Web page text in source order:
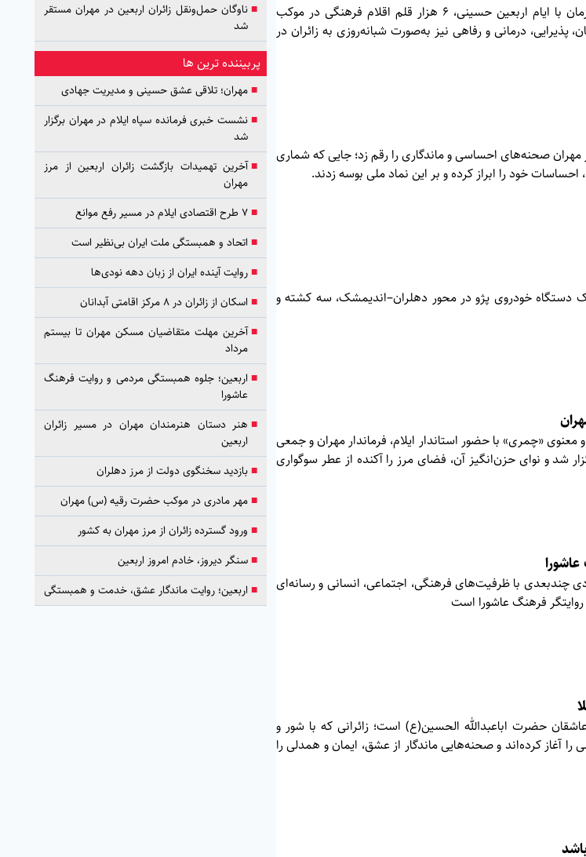
مدیرکل بنیاد شهید و امور ایثارگران ایلام گفت: همزمان با ایام اربعین حسینی، ۶ هزار قلم اقلام فرهنگی در موکب
درمانی و رفاهی نیز به‌صورت شبانه‌روزی به زائران در
مهران صحنه‌های احساسی و ماندگاری را رقم زد؛ جایی که شماری
خود را ابراز کرده و بر این نماد ملی بوسه زدند.
دستگاه خودروی پژو در محور دهلران–اندیمشک، سه کشته و
«چمری» با حضور استاندار ایلام، فرماندار مهران و جمعی
شد و نوای حزن‌انگیز آن، فضای مرز را آکنده از عطر سوگواری
چندبعدی با ظرفیت‌های فرهنگی، اجتماعی، انسانی و رسانه‌ای
فرهنگ عاشورا است
حضرت اباعبدالله الحسین(ع) است؛ زائرانی که با شور و
آغاز کرده‌اند و صحنه‌هایی ماندگار از عشق، ایمان و همدلی را
■ناوگان حمل‌ونقل زائران اربعین در مهران مستقر
شد
پربیننده ترین ها
■مهران؛ تلاقی عشق حسینی و مدیریت جهادی
■نشست خبری فرمانده سپاه ایلام در مهران برگزار
شد
■آخرین تهمیدات بازگشت زائران اربعین از مرز
مهران
■۷ طرح اقتصادی ایلام در مسیر رفع موانع
■ اتحاد و همبستگی ملت ایران بی‌نظیر است
■روایت آینده ایران از زبان دهه نودی‌ها
■ اسکان از زائران در ۸ مرکز اقامتی آبدانان
■آخرین مهلت متقاضیان مسکن مهران تا بیستم
مرداد
■ اربعین؛ جلوه همبستگی مردمی و روایت فرهنگ
عاشورا
■ هنر دستان هنرمندان مهران در مسیر زائران
اربعین
■بازدید سخنگوی دولت از مرز دهلران
■مهر مادری در موکب حضرت رقیه (س) مهران
■ ورود گسترده زائران از مرز مهران به کشور
■سنگر دیروز، خادم امروز اربعین
■ اربعین؛ روایت ماندگار عشق، خدمت و همبستگی